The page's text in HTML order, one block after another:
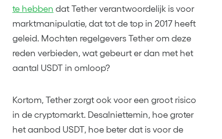
te hebben dat Tether verantwoordelijk is voor
marktmanipulatie, dat tot de top in 2017 heeft
geleid. Mochten regelgevers Tether om deze
reden verbieden, wat gebeurt er dan met het
aantal USDT in omloop?
Kortom, Tether zorgt ook voor een groot risico
in de cryptomarkt. Desalniettemin, hoe groter
het aanbod USDT, hoe beter dat is voor de